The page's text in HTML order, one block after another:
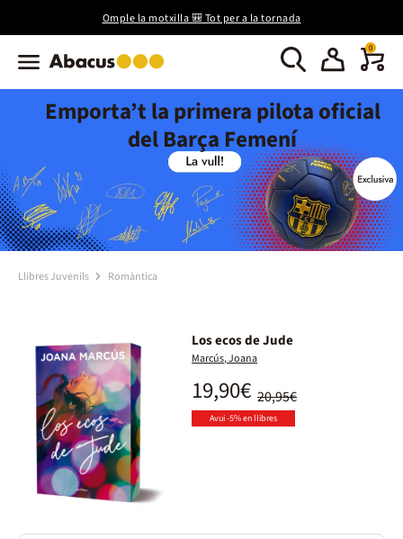
Omple la motxilla 🎒 Tot per a la tornada
0
Emporta’t la primera pilota oficial
del Barça Femení
Llibres Juvenils Romàntica
Los ecos de Jude
Marcús, Joana
20,95€
19,90€
Avui -5% en llibres